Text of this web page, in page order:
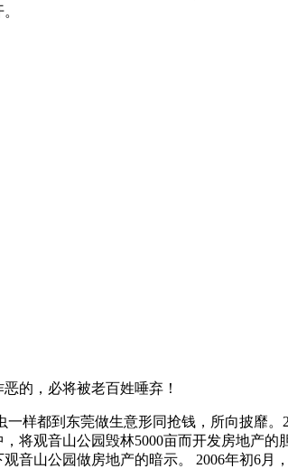
的，必将被老百姓唾弃！
样都到东莞做生意形同抢钱，所向披靡
将观音山公园毁林5000亩而开发房地产
音山公园做房地产的暗示。 2006年初6月